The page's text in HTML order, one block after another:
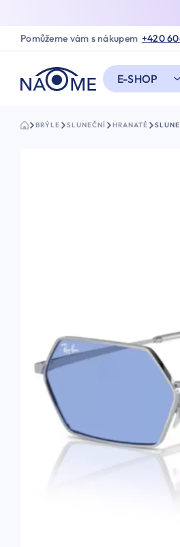
Pomůžeme vám s nákupem +420
E-SHOP
BRÝLE SLUNEČNÍ HRANATÉ